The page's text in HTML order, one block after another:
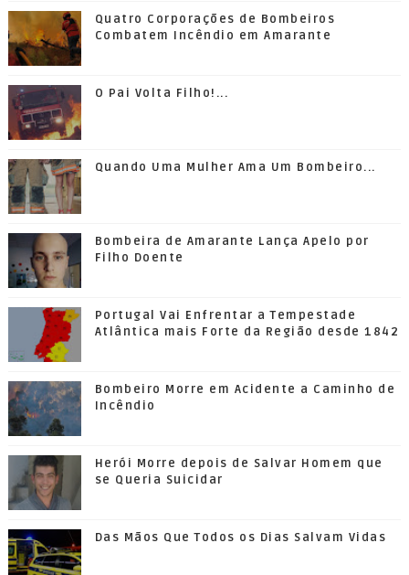
Quatro Corporações de Bombeiros
Combatem Incêndio em Amarante
O Pai Volta Filho!...
Quando Uma Mulher Ama Um Bombeiro...
Bombeira de Amarante Lança Apelo por
Filho Doente
Portugal Vai Enfrentar a Tempestade
Atlântica mais Forte da Região desde 1842
Bombeiro Morre em Acidente a Caminho de
Incêndio
Herói Morre depois de Salvar Homem que
se Queria Suicidar
Das Mãos Que Todos os Dias Salvam Vidas